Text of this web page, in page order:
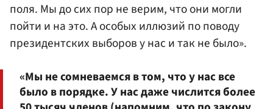
поля. Мы до сих пор не верим, что они могли
пойти и на это. А особых иллюзий по поводу
президентских выборов у нас и так не было».
«Мы не сомневаемся в том, что у нас все
было в порядке. У нас даже числится более